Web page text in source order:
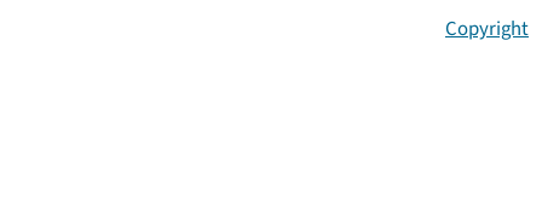
Copyright